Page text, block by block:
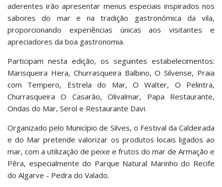
aderentes irão apresentar menus especiais inspirados nos
sabores do mar e na tradição gastronómica da vila,
proporcionando experiências únicas aos visitantes e
apreciadores da boa gastronomia.
Participam nesta edição, os seguintes estabelecimentos:
Marisqueira Hera, Churrasqueira Balbino, O Silvense, Praia
com Tempero, Estrela do Mar, O Walter, O Pelintra,
Churrasqueira O Casarão, Olivalmar, Papa Restaurante,
Ondas do Mar, Serol e Restaurante Davi.
Organizado pelo Município de Silves, o Festival da Caldeirada
e do Mar pretende valorizar os produtos locais ligados ao
mar, com a utilização de peixe e frutos do mar de Armação e
Pêra, especialmente do Parque Natural Marinho do Recife
do Algarve - Pedra do Valado.